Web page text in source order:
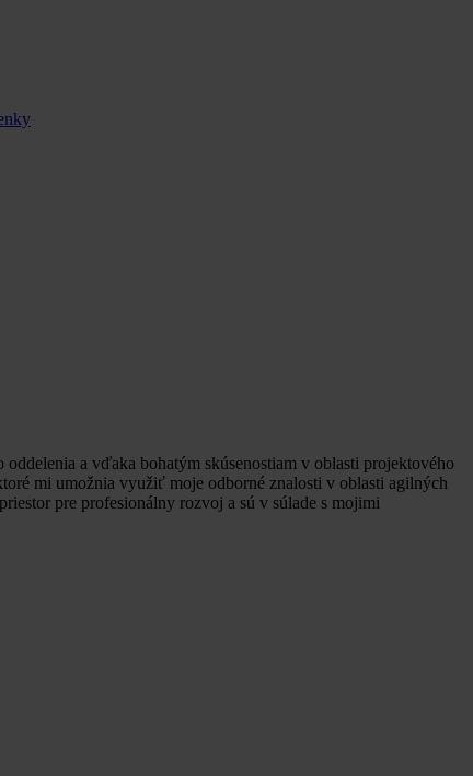
a vďaka bohatým skúsenostiam v oblasti projektového
mi umožnia využiť moje odborné znalosti v oblasti agilných
pre profesionálny rozvoj a sú v súlade s mojimi